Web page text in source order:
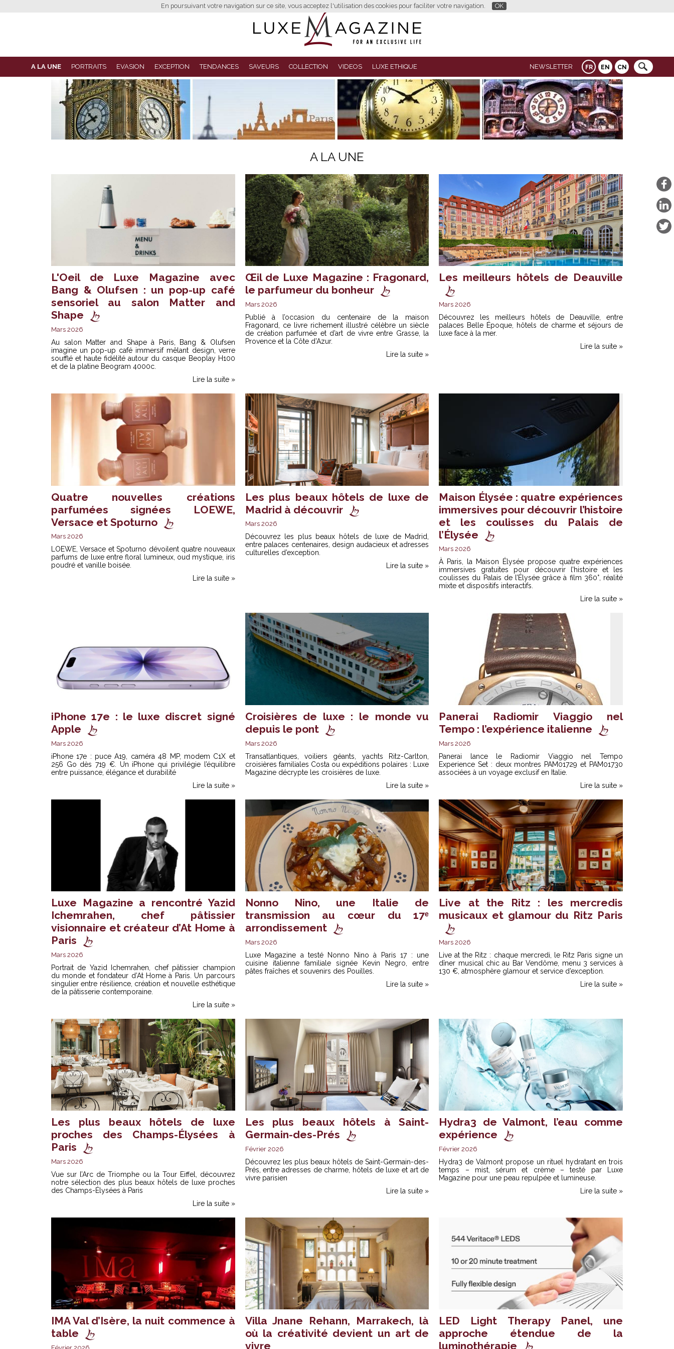
En poursuivant votre navigation sur ce site, vous acceptez l'utilisation des cookies pour faciliter votre navigation. OK
FR EN CN
A LA UNE PORTRAITS EVASION EXCEPTION TENDANCES SAVEURS COLLECTION VIDEOS LUXE ETHIQUE NEWSLETTER
A LA UNE
L'Oeil de Luxe Magazine avec
Bang & Olufsen : un pop-up café
sensoriel au salon Matter and
Shape
Mars 2026
Au salon Matter and Shape à Paris, Bang & Olufsen
imagine un pop-up café immersif mêlant design, verre
soufflé et haute fidélité autour du casque Beoplay H100
et de la platine Beogram 4000c.
Lire la suite »
Œil de Luxe Magazine : Fragonard,
le parfumeur du bonheur
Mars 2026
Publié à l’occasion du centenaire de la maison
Fragonard, ce livre richement illustré célèbre un siècle
de création parfumée et d’art de vivre entre Grasse, la
Provence et la Côte d’Azur.
Lire la suite »
Les meilleurs hôtels de Deauville
Mars 2026
Découvrez les meilleurs hôtels de Deauville, entre
palaces Belle Époque, hôtels de charme et séjours de
luxe face à la mer.
Lire la suite »
Quatre nouvelles créations
parfumées signées LOEWE,
Versace et Spoturno
Mars 2026
LOEWE, Versace et Spoturno dévoilent quatre nouveaux
parfums de luxe entre floral lumineux, oud mystique, iris
poudré et vanille boisée.
Lire la suite »
Les plus beaux hôtels de luxe de
Madrid à découvrir
Mars 2026
Découvrez les plus beaux hôtels de luxe de Madrid,
entre palaces centenaires, design audacieux et adresses
culturelles d’exception.
Lire la suite »
Maison Élysée : quatre expériences
immersives pour découvrir l’histoire
et les coulisses du Palais de
l’Élysée
Mars 2026
À Paris, la Maison Élysée propose quatre expériences
immersives gratuites pour découvrir l’histoire et les
coulisses du Palais de l’Élysée grâce à film 360°, réalité
mixte et dispositifs interactifs.
Lire la suite »
iPhone 17e : le luxe discret signé
Apple
Mars 2026
iPhone 17e : puce A19, caméra 48 MP, modem C1X et
256 Go dès 719 €. Un iPhone qui privilégie l’équilibre
entre puissance, élégance et durabilité
Lire la suite »
Croisières de luxe : le monde vu
depuis le pont
Mars 2026
Transatlantiques, voiliers géants, yachts Ritz-Carlton,
croisières familiales Costa ou expéditions polaires : Luxe
Magazine décrypte les croisières de luxe.
Lire la suite »
Panerai Radiomir Viaggio nel
Tempo : l’expérience italienne
Mars 2026
Panerai lance le Radiomir Viaggio nel Tempo
Experience Set : deux montres PAM01729 et PAM01730
associées à un voyage exclusif en Italie.
Lire la suite »
Luxe Magazine a rencontré Yazid
Ichemrahen, chef pâtissier
visionnaire et créateur d’At Home à
Paris
Mars 2026
Portrait de Yazid Ichemrahen, chef pâtissier champion
du monde et fondateur d’At Home à Paris. Un parcours
singulier entre résilience, création et nouvelle esthétique
de la pâtisserie contemporaine.
Lire la suite »
Nonno Nino, une Italie de
transmission au cœur du 17ᵉ
arrondissement
Mars 2026
Luxe Magazine a testé Nonno Nino à Paris 17 : une
cuisine italienne familiale signée Kevin Negro, entre
pâtes fraîches et souvenirs des Pouilles.
Lire la suite »
Live at the Ritz : les mercredis
musicaux et glamour du Ritz Paris
Mars 2026
Live at the Ritz : chaque mercredi, le Ritz Paris signe un
dîner musical chic au Bar Vendôme, menu 3 services à
130 €, atmosphère glamour et service d’exception.
Lire la suite »
Les plus beaux hôtels de luxe
proches des Champs-Élysées à
Paris
Mars 2026
Vue sur l’Arc de Triomphe ou la Tour Eiffel, découvrez
notre sélection des plus beaux hôtels de luxe proches
des Champs-Élysées à Paris
Lire la suite »
Les plus beaux hôtels à Saint-
Germain-des-Prés
Février 2026
Découvrez les plus beaux hôtels de Saint-Germain-des-
Prés, entre adresses de charme, hôtels de luxe et art de
vivre parisien
Lire la suite »
Hydra3 de Valmont, l’eau comme
expérience
Février 2026
Hydra3 de Valmont propose un rituel hydratant en trois
temps – mist, sérum et crème – testé par Luxe
Magazine pour une peau repulpée et lumineuse.
Lire la suite »
IMA Val d’Isère, la nuit commence à
table
Villa Jnane Rehann, Marrakech, là
où la créativité devient un art de
vivre
LED Light Therapy Panel, une
approche étendue de la
luminothérapie